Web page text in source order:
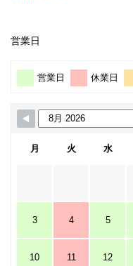
営業日
営業日 休業日
月 火 水
3 4 5
10 11 12